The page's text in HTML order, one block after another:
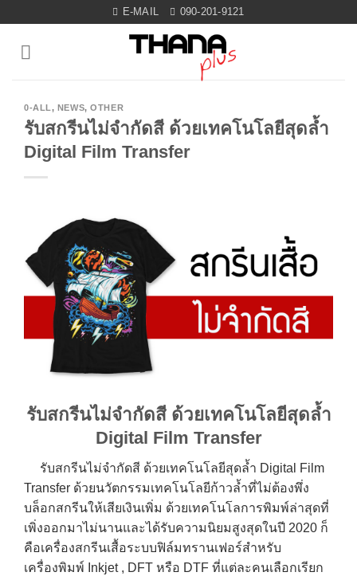
content
E-MAIL 090-201-9121
0-ALL, NEWS,OTHER
รับสกรีนไม่จำกัดสี ด้วยเทคโนโลยีสุดล้ำ
Digital Film Transfer
รับสกรีนไม่จำกัดสี ด้วยเทคโนโลยีสุดล้ำ
Digital Film Transfer
รับสกรีนไม่จำกัดสี ด้วยเทคโนโลยีสุดล้ำ Digital Film
Transfer ด้วยนวัตกรรมเทคโนโลยีก้าวล้ำที่ไม่ต้องพึ่ง
บล็อกสกรีนให้เสียเงินเพิ่ม ด้วยเทคโนโลการพิมพ์ล่าสุดที่
เพิ่งออกมาไม่นานและได้รับความนิยมสูงสุดในปี 2020 ก็
คือเครื่องสกรีนเสื้อระบบฟิล์มทรานเฟอร์สำหรับ
เครื่องพิมพ์ Inkjet , DFT หรือ DTF ที่แต่ละคนเลือกเรียก